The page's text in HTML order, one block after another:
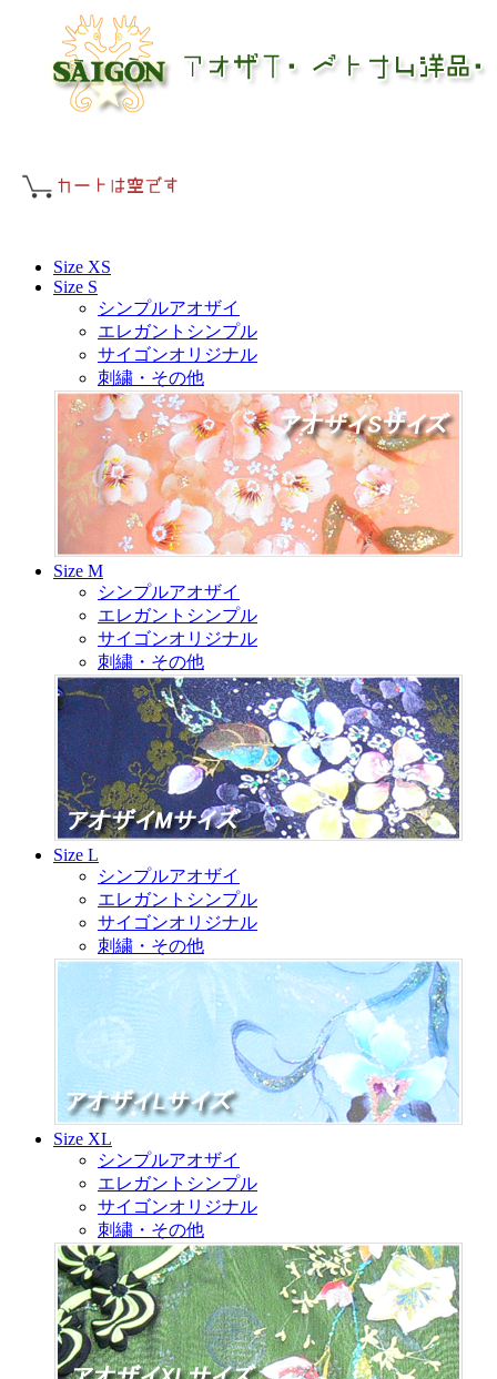
Size XS
Size S
シンプルアオザイ
エレガントシンプル
サイゴンオリジナル
刺繍・その他
Size M
シンプルアオザイ
エレガントシンプル
サイゴンオリジナル
刺繍・その他
Size L
シンプルアオザイ
エレガントシンプル
サイゴンオリジナル
刺繍・その他
Size XL
シンプルアオザイ
エレガントシンプル
サイゴンオリジナル
刺繍・その他